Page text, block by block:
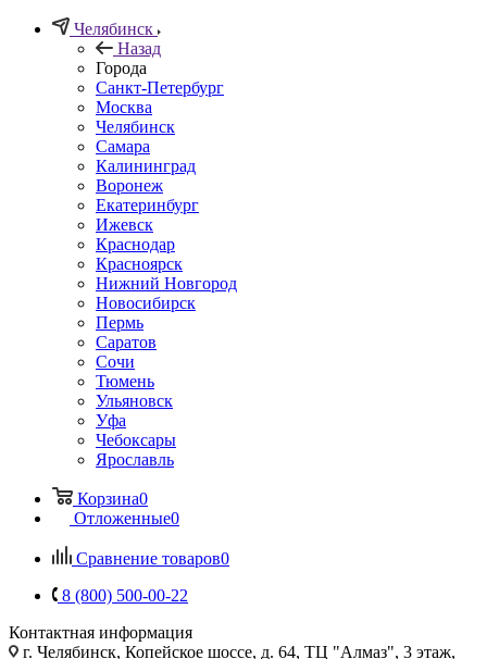
Челябинск
Назад
Города
Санкт-Петербург
Москва
Челябинск
Самара
Калининград
Воронеж
Екатеринбург
Ижевск
Краснодар
Красноярск
Нижний Новгород
Новосибирск
Пермь
Саратов
Сочи
Тюмень
Ульяновск
Уфа
Чебоксары
Ярославль
Корзина0
Отложенные0
Сравнение товаров0
8 (800) 500-00-22
Контактная информация
г. Челябинск, Копейское шоссе, д. 64, ТЦ "Алмаз", 3 этаж,